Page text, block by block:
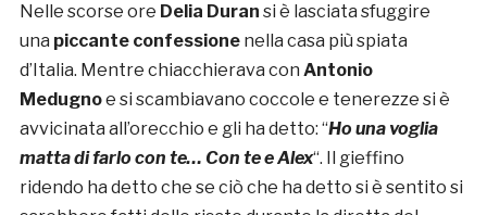
Nelle scorse ore Delia Duran si è lasciata sfuggire
una piccante confessione nella casa più spiata
d’Italia. Mentre chiacchierava con Antonio
Medugnoe si scambiavano coccole e tenerezze si è
avvicinata all’orecchio e gli ha detto: “Ho una voglia
matta di farlo con te… Con te e Alex“. Il gieffino
ridendo ha detto che se ciò che ha detto si è sentito si